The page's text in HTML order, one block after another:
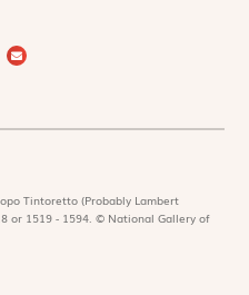
Tintoretto (Probably Lambert
or 1519 - 1594. © National Gallery of